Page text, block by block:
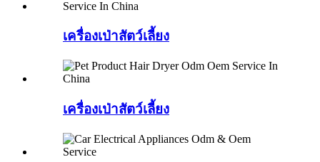
เครื่องเป่าสัตว์เลี้ยง
เครื่องเป่าสัตว์เลี้ยง